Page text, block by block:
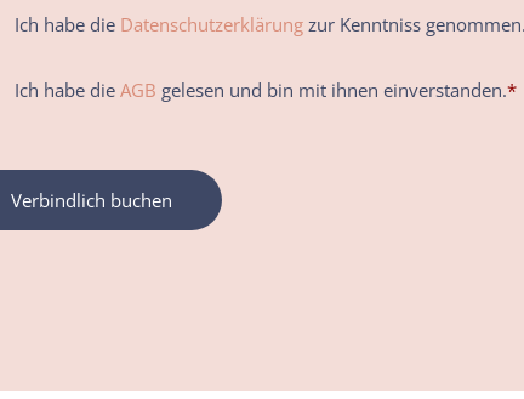
Ich habe die Datenschutzerklärungzur Kenntniss
Ich habe die AGB gelesen und bin mit ihnen einverstanden.*
Verbindlich buchen